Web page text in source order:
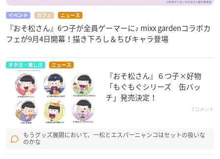
イベント カフェ ニュース
『おそ松さん』6つ子が全員ゲーマーに♪ mixx gardenコラボカ
フェが9月4日開幕！描き下ろし＆ちびキャラ登場
オタ活・推し活 ニュース
『おそ松さん』６つ子×好物
「もぐもぐシリーズ 缶バッ
チ」発売決定！
7コメント
もうグッズ展開において、一松とエスパーニャンコはセットの扱いな
のかな